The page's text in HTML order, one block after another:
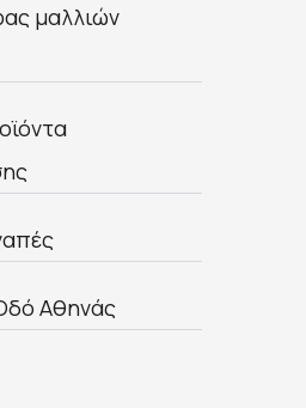
μαλλιών
Αθηνάς